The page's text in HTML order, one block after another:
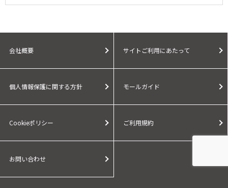
会社概要 サイトご利用にあたって
個人情報保護に関する方針 モールガイド
Cookieポリシー ご利用規約
お問い合わせ